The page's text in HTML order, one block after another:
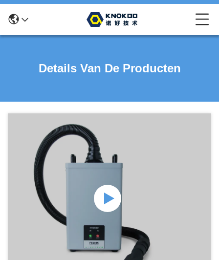
Details Van De Producten